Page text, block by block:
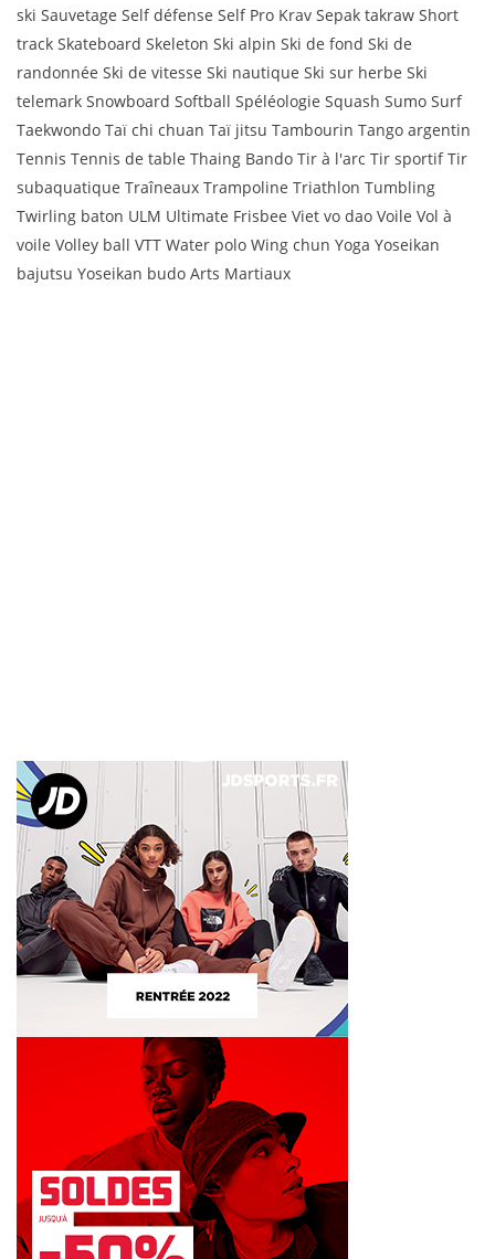
ski Sauvetage Self défense Self Pro Krav Sepak takraw Short
track Skateboard Skeleton Ski alpin Ski de fond Ski de
randonnée Ski de vitesse Ski nautique Ski sur herbe Ski
telemark Snowboard Softball Spéléologie Squash Sumo Surf
Taekwondo Taï chi chuan Taï jitsu Tambourin Tango argentin
Tennis Tennis de table Thaing Bando Tir à l'arc Tir sportif Tir
subaquatique Traîneaux Trampoline Triathlon Tumbling
Twirling baton ULM Ultimate Frisbee Viet vo dao Voile Vol à
voile Volley ball VTT Water polo Wing chun Yoga Yoseikan
bajutsu Yoseikan budo Arts Martiaux